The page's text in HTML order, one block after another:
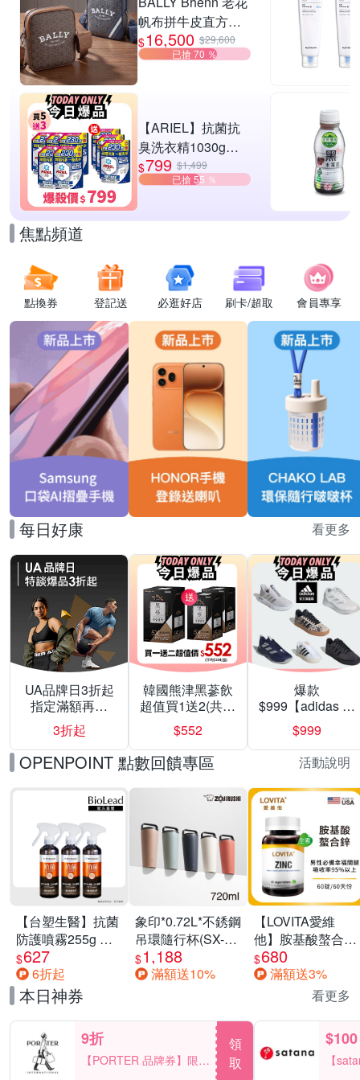
帆布拼牛皮直方肩
斜背郵差包-2款可
選
$16,500 $29,600
已搶 70 ％
【ARIEL】抗菌抗
臭洗衣精1030g補
充包 X8 (抗菌去漬/
室內晾曬) 兩款任選
$799 $1,499
已搶 55 ％
焦點頻道
點換券 登記送 必逛好店 刷卡/超取 會員專享
每日好康 看更多
UA品牌日3折起
指定滿額再折
200
3折起
韓國熊津黑蔘飲
超值買1送2(共24
入組)
$552
爆款
$999【adidas 愛
迪達】男/女 精選
運動鞋休閒鞋 任
選均一價
$999
OPENPOINT 點數回饋專區 活動說明
【台塑生醫】抗菌
防護噴霧255g 三
入組
$627
6折起
象印*0.72L*不銹鋼
吊環隨行杯(SX-
LA72H)
$1,188
滿額送10%
【LOVITA愛維
他】胺基酸螯合鋅
x2瓶30mg素食錠
(鋅錠)
$680
滿額送3%
本日神券 看更多
9折
【PORTER 品牌券】限時
2天 滿2000享9折
領
取
$100
【
一件